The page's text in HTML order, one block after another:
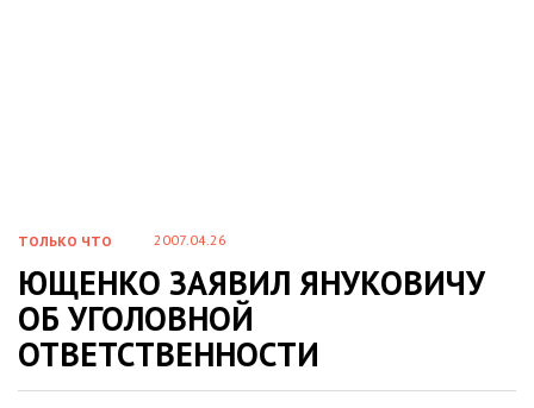
ТОЛЬКО ЧТО 2007.04.26
ЮЩЕНКО ЗАЯВИЛ ЯНУКОВИЧУ
ОБ УГОЛОВНОЙ
ОТВЕТСТВЕННОСТИ